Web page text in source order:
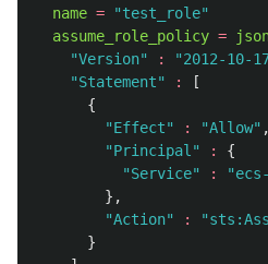
name =
"test_role"
assume_role_policy =
"Version"
: "2012-10-
"Statement"
:
[
{
"Effect"
: "Allow" ,
"Principal"
:
{
"Service"
:
},
"Action"
:
}